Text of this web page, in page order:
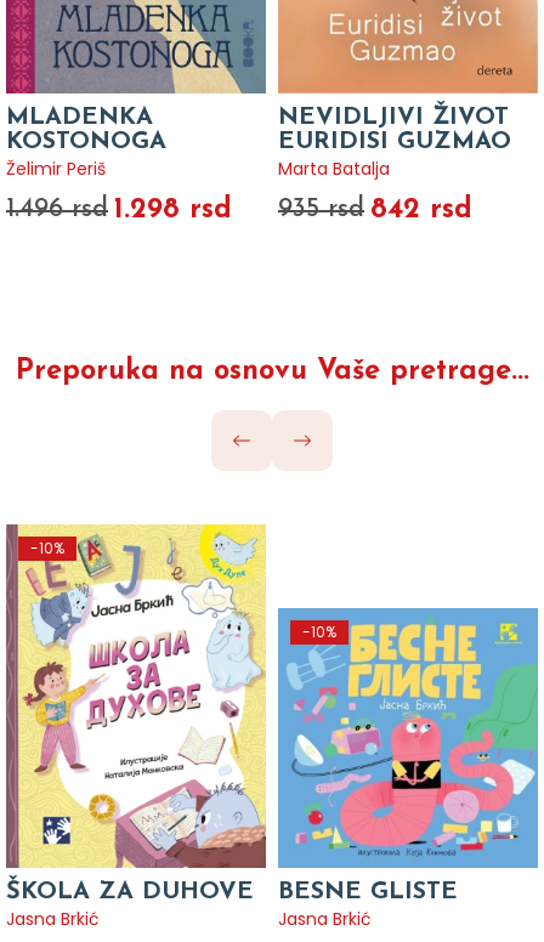
MLADENKA
KOSTONOGA
Želimir Periš
1.496 rsd 1.298 rsd
NEVIDLJIVI ŽIVOT
EURIDISI GUZMAO
Marta Batalja
935 rsd 842 rsd
Preporuka na osnovu Vaše pretrage...
-10%
ŠKOLA ZA DUHOVE
Jasna Brkić
-10%
BESNE GLISTE
Jasna Brkić